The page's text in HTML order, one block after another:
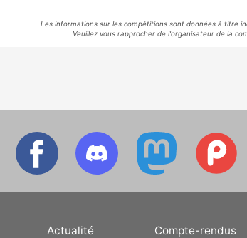
Les informations sur les compétitions sont données à titre
Veuillez vous rapprocher de l'organisateur de la
Actualité Compte-rendus